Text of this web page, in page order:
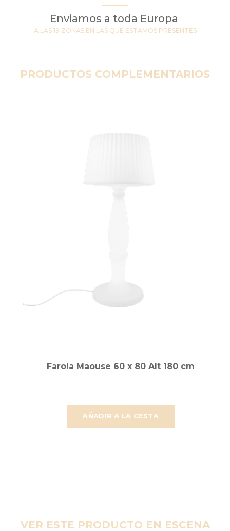
Enviamos a toda Europa
A LAS 19 ZONAS EN LAS QUE ESTAMOS PRESENTES
PRODUCTOS COMPLEMENTARIOS
AÑADIR A LA CESTA
Farola Maouse 60 x 80 Alt 180 cm
VER ESTE PRODUCTO EN ESCENA